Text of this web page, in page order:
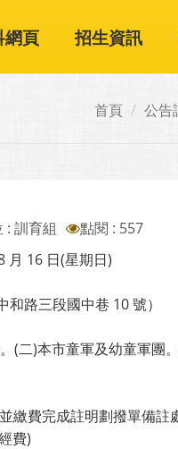
網頁 招生資訊
首頁 公告
: 訓育組
點閱 : 557
月 16 日(星期日)
路三段國中巷 10 號）
二)本市童軍及幼童軍團。
繳費完成註明劃撥單備
費)